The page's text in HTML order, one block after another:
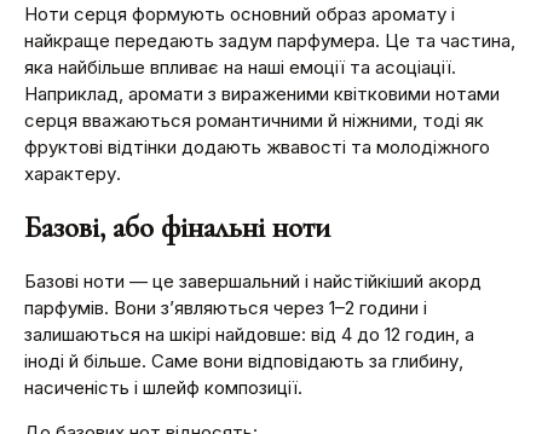
Ноти серця формують основний образ аромату і
найкраще передають задум парфумера. Це та частина,
яка найбільше впливає на наші емоції та асоціації.
Наприклад, аромати з вираженими квітковими нотами
серця вважаються романтичними й ніжними, тоді як
фруктові відтінки додають жвавості та молодіжного
характеру.
Базові, або фінальні ноти
Базові ноти — це завершальний і найстійкіший акорд
парфумів. Вони з’являються через 1–2 години і
залишаються на шкірі найдовше: від 4 до 12 годин, а
іноді й більше. Саме вони відповідають за глибину,
насиченість і шлейф композиції.